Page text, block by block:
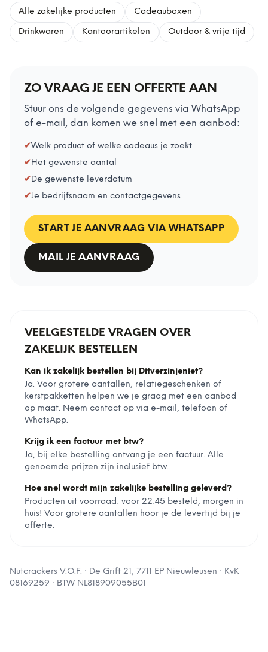
Alle zakelijke producten Cadeauboxen
Drinkwaren Kantoorartikelen Outdoor & vrije tijd
ZO VRAAG JE EEN OFFERTE AAN
Stuur ons de volgende gegevens via WhatsApp
of e-mail, dan komen we snel met een aanbod:
✔Welk product of welke cadeaus je zoekt
✔Het gewenste aantal
✔De gewenste leverdatum
✔Je bedrijfsnaam en contactgegevens
START JE AANVRAAG VIA WHATSAPP
MAIL JE AANVRAAG
VEELGESTELDE VRAGEN OVER
ZAKELIJK BESTELLEN
Kan ik zakelijk bestellen bij Ditverzinjeniet?
Ja. Voor grotere aantallen, relatiegeschenken of
kerstpakketten helpen we je graag met een aanbod
op maat. Neem contact op via e-mail, telefoon of
WhatsApp.
Krijg ik een factuur met btw?
Ja, bij elke bestelling ontvang je een factuur. Alle
genoemde prijzen zijn inclusief btw.
Hoe snel wordt mijn zakelijke bestelling geleverd?
Producten uit voorraad: voor 22:45 besteld, morgen in
huis! Voor grotere aantallen hoor je de levertijd bij je
offerte.
Nutcrackers V.O.F. · De Grift 21, 7711 EP Nieuwleusen · KvK
08169259 · BTW NL818909055B01